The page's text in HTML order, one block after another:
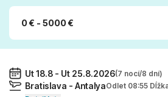
0 € - 5000 €
Ut 18.8 - Ut 25.8.2026(7 nocí/8 dní)
Bratislava - AntalyaOdlet 08:55